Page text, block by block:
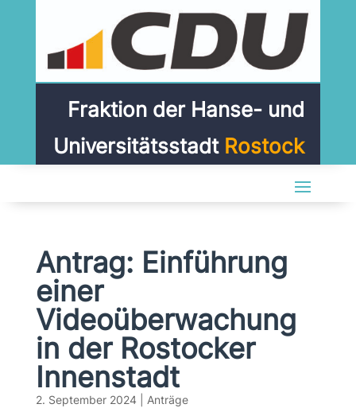
Fraktion der Hanse- und
Universitätsstadt Rostock
Antrag: Einführung
einer
Videoüberwachung
in der Rostocker
Innenstadt
2. September 2024| Anträge